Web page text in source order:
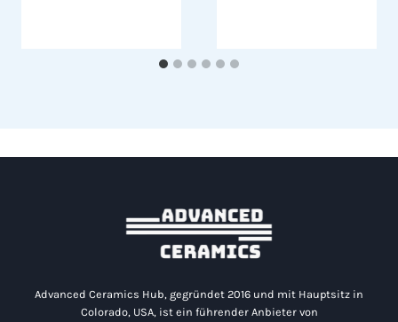
Advanced Ceramics Hub, gegründet 2016 und mit Hauptsitz in
Colorado, USA, ist ein führender Anbieter von